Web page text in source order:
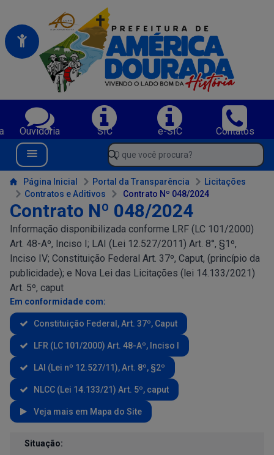
Portal da Prefeitura Municipal de America Dourada-BA
Serviços da Prefeitura Municipal de America Dourada-BA;
Ouvidoria SIC e-SIC
Contatos
Navegue pelo portal da Prefeitura de America Dourada-BA
Menu Bar
O que você procura?
Conteúdo da Prefeitura de America Dourada-BA
Página Inicial Portal da Transparência
Licitações
Contratos e Aditivos
Contrato Nº 048/2024
Contrato Nº 048/2024
Informação disponibilizada conforme LRF (LC 101/2000)
Art. 48-Aº, Inciso I; LAI (Lei 12.527/2011) Art. 8°, §1º,
Inciso IV; Constituição Federal Art. 37º, Caput, (princípio da
publicidade); e Nova Lei das Licitações (lei 14.133/2021)
Art. 5º, caput
Em conformidade com:
Constituição Federal, Art. 37º, Caput
LFR (LC 101/2000) Art. 48-Aº, Inciso I
LAI (Lei nº 12.527/11), Art. 8º, §2º
NLCC (Lei 14.133/21) Art. 5º, caput
Veja mais em Mapa do Site
Contratos e Aditivos
Situação: